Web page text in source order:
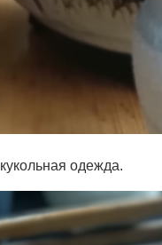
кукольная одежда.